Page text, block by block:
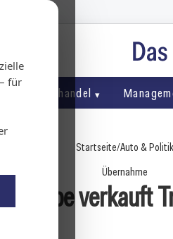
für
Fahrzeughandel
Startseite/Auto & Politik
Übernahme
Gruppe verkauft